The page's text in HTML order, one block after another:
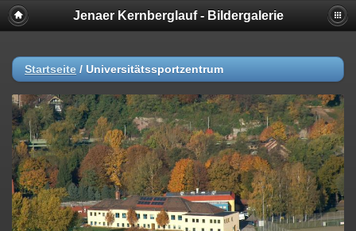
Jenaer Kernberglauf - Bildergalerie
Startseite / Universitätssportzentrum